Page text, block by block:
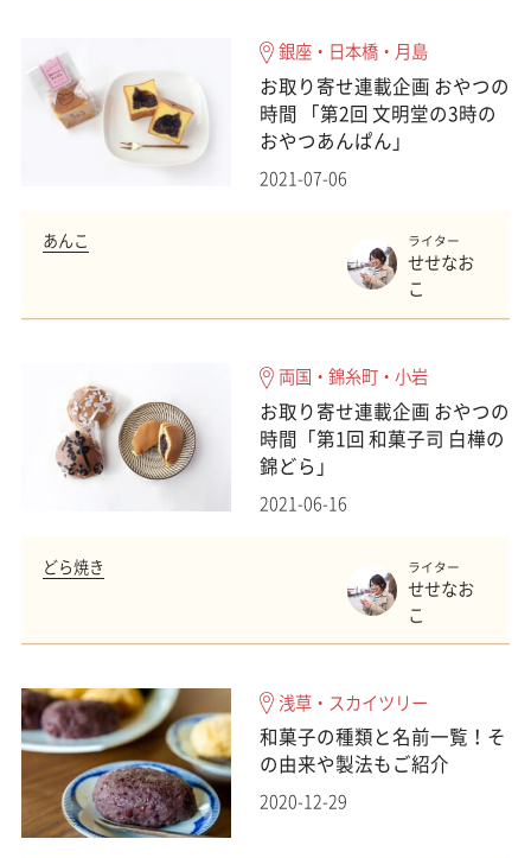
銀座・日本橋・月島
お取り寄せ連載企画 おやつの
時間 「第2回 文明堂の3時の
おやつあんぱん」
2021-07-06
あんこ ライター
せせなお
こ
両国・錦糸町・小岩
お取り寄せ連載企画 おやつの
時間「第1回 和菓子司 白樺の
錦どら」
2021-06-16
どら焼き ライター
せせなお
こ
浅草・スカイツリー
和菓子の種類と名前一覧！そ
の由来や製法もご紹介
2020-12-29